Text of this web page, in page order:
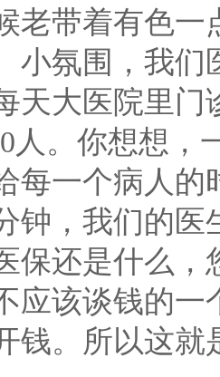
老带着有色
小氛围，我
天大医院里
人。你想想
每一个病人
钟，我们的
保还是什么
应该谈钱的
钱。所以这就